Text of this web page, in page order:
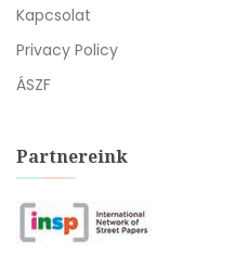
Kapcsolat
Privacy Policy
ÁSZF
Partnereink